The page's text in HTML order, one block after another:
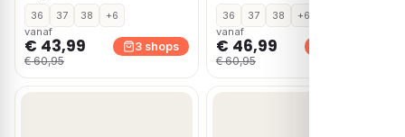
36 37 38
+6
vanaf
€ 43,99
€ 60,95
3 shops
36 37 38
+6
vanaf
€ 46,99
€ 60,95